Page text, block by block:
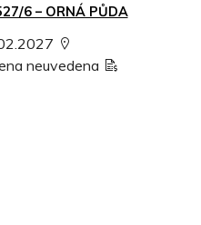
6 – ORNÁ PŮDA
neuvedena